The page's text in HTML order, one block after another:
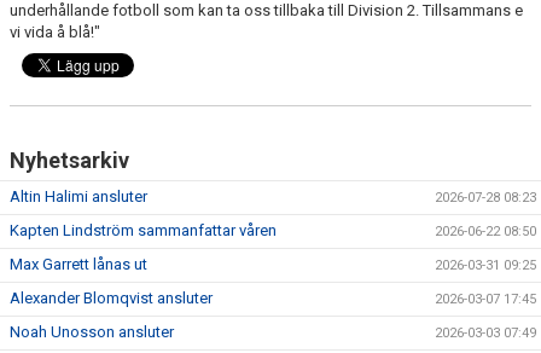
underhållande fotboll som kan ta oss tillbaka till Division 2. Tillsammans e
vi vida å blå!"
Nyhetsarkiv
Altin Halimi ansluter 2026-07-28 08:23
Kapten Lindström sammanfattar våren 2026-06-22 08:50
Max Garrett lånas ut 2026-03-31 09:25
Alexander Blomqvist ansluter 2026-03-07 17:45
Noah Unosson ansluter 2026-03-03 07:49